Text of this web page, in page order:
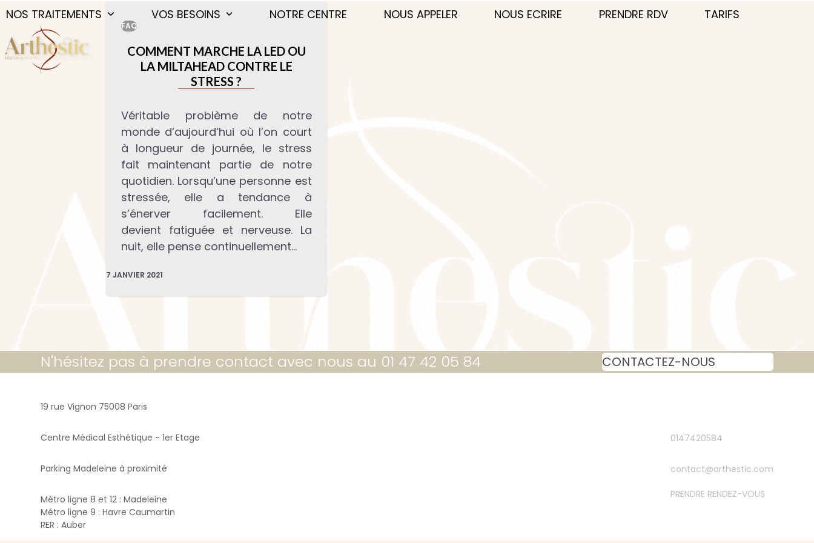
Skip
content
NOS TRAITEMENTS VOS BESOINS NOTRE CENTRE NOUS APPELER NOUS ECRIRE PRENDRE RDV TARIFS
FAQ
COMMENT MARCHE LA LED OU
LA MILTAHEAD CONTRE LE
STRESS ?
Véritable problème de notre
monde d’aujourd’hui où l’on court
à longueur de journée, le stress
fait maintenant partie de notre
quotidien. Lorsqu’une personne est
stressée, elle a tendance à
s’énerver facilement. Elle
devient fatiguée et nerveuse. La
nuit, elle pense continuellement…
7 JANVIER 2021
N'hésitez pas à prendre contact avec nous au 01 47 42 05 84 CONTACTEZ-NOUS
19 rue Vignon 75008 Paris
Centre Médical Esthétique - 1er Etage
Parking Madeleine à proximité
Métro ligne 8 et 12 : Madeleine
Métro ligne 9 : Havre Caumartin
RER : Auber
0147420584
contact@arthestic.com
PRENDRE RENDEZ-VOUS